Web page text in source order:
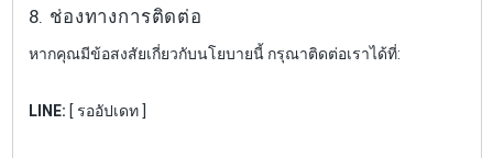
8. ช่องทางการติดต่อ
หากคุณมีข้อสงสัยเกี่ยวกับนโยบายนี้ กรุณาติดต่อเราได้ที่:
LINE: [ รออัปเดท ]